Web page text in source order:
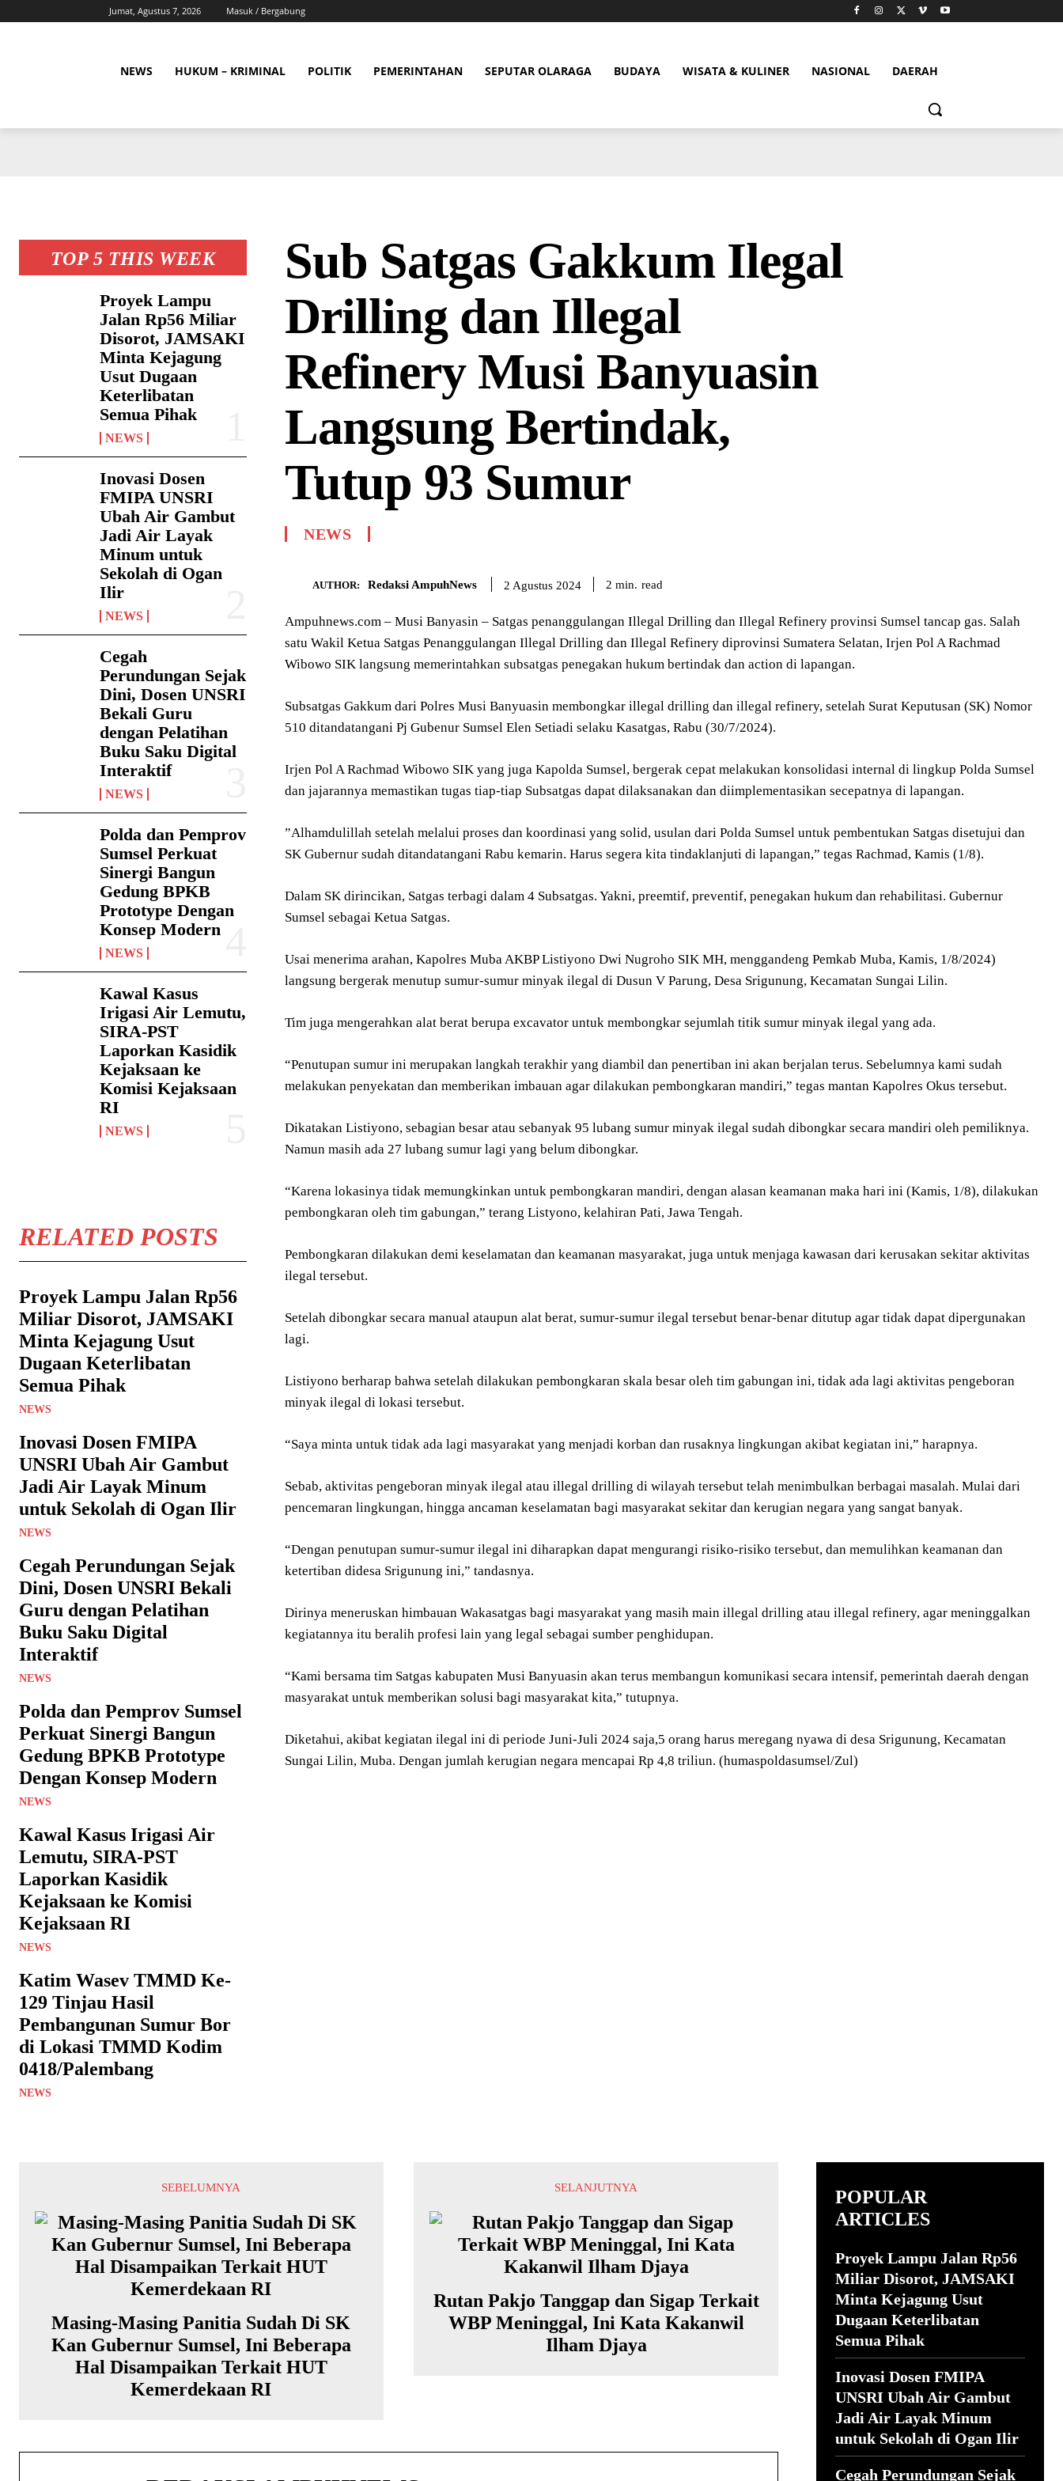
Jumat, Agustus 7, 2026 Masuk / Bergabung
NEWS HUKUM – KRIMINAL POLITIK PEMERINTAHAN SEPUTAR OLARAGA BUDAYA WISATA & KULINER NASIONAL DAERAH
TOP 5 THIS WEEK
Proyek Lampu
Jalan Rp56 Miliar
Disorot, JAMSAKI
Minta Kejagung
Usut Dugaan
Keterlibatan
Semua Pihak
NEWS
Inovasi Dosen
FMIPA UNSRI
Ubah Air Gambut
Jadi Air Layak
Minum untuk
Sekolah di Ogan
Ilir
NEWS
Cegah
Perundungan Sejak
Dini, Dosen UNSRI
Bekali Guru
dengan Pelatihan
Buku Saku Digital
Interaktif
NEWS
Polda dan Pemprov
Sumsel Perkuat
Sinergi Bangun
Gedung BPKB
Prototype Dengan
Konsep Modern
NEWS
Kawal Kasus
Irigasi Air Lemutu,
SIRA-PST
Laporkan Kasidik
Kejaksaan ke
Komisi Kejaksaan
RI
NEWS
RELATED POSTS
Proyek Lampu Jalan Rp56
Miliar Disorot, JAMSAKI
Minta Kejagung Usut
Dugaan Keterlibatan
Semua Pihak
NEWS
Inovasi Dosen FMIPA
UNSRI Ubah Air Gambut
Jadi Air Layak Minum
untuk Sekolah di Ogan Ilir
NEWS
Cegah Perundungan Sejak
Dini, Dosen UNSRI Bekali
Guru dengan Pelatihan
Buku Saku Digital
Interaktif
NEWS
Polda dan Pemprov Sumsel
Perkuat Sinergi Bangun
Gedung BPKB Prototype
Dengan Konsep Modern
NEWS
Kawal Kasus Irigasi Air
Lemutu, SIRA-PST
Laporkan Kasidik
Kejaksaan ke Komisi
Kejaksaan RI
NEWS
Katim Wasev TMMD Ke-
129 Tinjau Hasil
Pembangunan Sumur Bor
di Lokasi TMMD Kodim
0418/Palembang
NEWS
Sub Satgas Gakkum Ilegal
Drilling dan Illegal
Refinery Musi Banyuasin
Langsung Bertindak,
Tutup 93 Sumur
NEWS
AUTHOR: Redaksi AmpuhNews 2 Agustus 2024 2 min. read
Ampuhnews.com – Musi Banyasin – Satgas penanggulangan Illegal Drilling dan Illegal Refinery provinsi Sumsel tancap gas. Salah
satu Wakil Ketua Satgas Penanggulangan Illegal Drilling dan Illegal Refinery diprovinsi Sumatera Selatan, Irjen Pol A Rachmad
Wibowo SIK langsung memerintahkan subsatgas penegakan hukum bertindak dan action di lapangan.
Subsatgas Gakkum dari Polres Musi Banyuasin membongkar illegal drilling dan illegal refinery, setelah Surat Keputusan (SK) Nomor
510 ditandatangani Pj Gubenur Sumsel Elen Setiadi selaku Kasatgas, Rabu (30/7/2024).
Irjen Pol A Rachmad Wibowo SIK yang juga Kapolda Sumsel, bergerak cepat melakukan konsolidasi internal di lingkup Polda Sumsel
dan jajarannya memastikan tugas tiap-tiap Subsatgas dapat dilaksanakan dan diimplementasikan secepatnya di lapangan.
”Alhamdulillah setelah melalui proses dan koordinasi yang solid, usulan dari Polda Sumsel untuk pembentukan Satgas disetujui dan
SK Gubernur sudah ditandatangani Rabu kemarin. Harus segera kita tindaklanjuti di lapangan,” tegas Rachmad, Kamis (1/8).
Dalam SK dirincikan, Satgas terbagi dalam 4 Subsatgas. Yakni, preemtif, preventif, penegakan hukum dan rehabilitasi. Gubernur
Sumsel sebagai Ketua Satgas.
Usai menerima arahan, Kapolres Muba AKBP Listiyono Dwi Nugroho SIK MH, menggandeng Pemkab Muba, Kamis, 1/8/2024)
langsung bergerak menutup sumur-sumur minyak ilegal di Dusun V Parung, Desa Srigunung, Kecamatan Sungai Lilin.
Tim juga mengerahkan alat berat berupa excavator untuk membongkar sejumlah titik sumur minyak ilegal yang ada.
“Penutupan sumur ini merupakan langkah terakhir yang diambil dan penertiban ini akan berjalan terus. Sebelumnya kami sudah
melakukan penyekatan dan memberikan imbauan agar dilakukan pembongkaran mandiri,” tegas mantan Kapolres Okus tersebut.
Dikatakan Listiyono, sebagian besar atau sebanyak 95 lubang sumur minyak ilegal sudah dibongkar secara mandiri oleh pemiliknya.
Namun masih ada 27 lubang sumur lagi yang belum dibongkar.
“Karena lokasinya tidak memungkinkan untuk pembongkaran mandiri, dengan alasan keamanan maka hari ini (Kamis, 1/8), dilakukan
pembongkaran oleh tim gabungan,” terang Listyono, kelahiran Pati, Jawa Tengah.
Pembongkaran dilakukan demi keselamatan dan keamanan masyarakat, juga untuk menjaga kawasan dari kerusakan sekitar aktivitas
ilegal tersebut.
Setelah dibongkar secara manual ataupun alat berat, sumur-sumur ilegal tersebut benar-benar ditutup agar tidak dapat dipergunakan
lagi.
Listiyono berharap bahwa setelah dilakukan pembongkaran skala besar oleh tim gabungan ini, tidak ada lagi aktivitas pengeboran
minyak ilegal di lokasi tersebut.
“Saya minta untuk tidak ada lagi masyarakat yang menjadi korban dan rusaknya lingkungan akibat kegiatan ini,” harapnya.
Sebab, aktivitas pengeboran minyak ilegal atau illegal drilling di wilayah tersebut telah menimbulkan berbagai masalah. Mulai dari
pencemaran lingkungan, hingga ancaman keselamatan bagi masyarakat sekitar dan kerugian negara yang sangat banyak.
“Dengan penutupan sumur-sumur ilegal ini diharapkan dapat mengurangi risiko-risiko tersebut, dan memulihkan keamanan dan
ketertiban didesa Srigunung ini,” tandasnya.
Dirinya meneruskan himbauan Wakasatgas bagi masyarakat yang masih main illegal drilling atau illegal refinery, agar meninggalkan
kegiatannya itu beralih profesi lain yang legal sebagai sumber penghidupan.
“Kami bersama tim Satgas kabupaten Musi Banyuasin akan terus membangun komunikasi secara intensif, pemerintah daerah dengan
masyarakat untuk memberikan solusi bagi masyarakat kita,” tutupnya.
Diketahui, akibat kegiatan ilegal ini di periode Juni-Juli 2024 saja,5 orang harus meregang nyawa di desa Srigunung, Kecamatan
Sungai Lilin, Muba. Dengan jumlah kerugian negara mencapai Rp 4,8 triliun. (humaspoldasumsel/Zul)
SEBELUMNYA
Masing-Masing Panitia Sudah Di SK
Kan Gubernur Sumsel, Ini Beberapa
Hal Disampaikan Terkait HUT
Kemerdekaan RI
SELANJUTNYA
Rutan Pakjo Tanggap dan Sigap Terkait
WBP Meninggal, Ini Kata Kakanwil
Ilham Djaya
POPULAR
ARTICLES
Proyek Lampu Jalan Rp56
Miliar Disorot, JAMSAKI
Minta Kejagung Usut
Dugaan Keterlibatan
Semua Pihak
Inovasi Dosen FMIPA
UNSRI Ubah Air Gambut
Jadi Air Layak Minum
untuk Sekolah di Ogan Ilir
Cegah Perundungan Sejak